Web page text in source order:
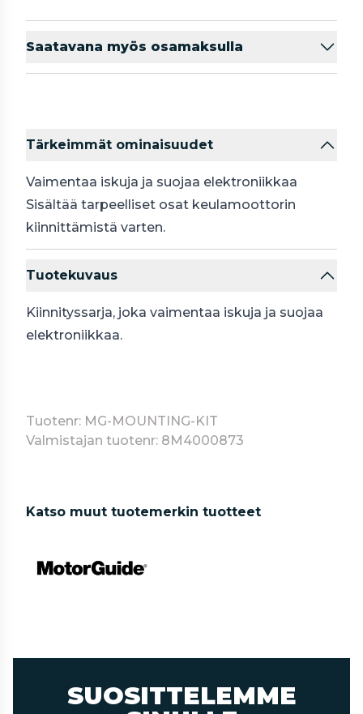
Saatavana myös osamaksulla
Tärkeimmät ominaisuudet
Vaimentaa iskuja ja suojaa elektroniikkaa
Sisältää tarpeelliset osat keulamoottorin
kiinnittämistä varten.
Tuotekuvaus
Kiinnityssarja, joka vaimentaa iskuja ja suojaa
elektroniikkaa.
Tuotenr: MG-MOUNTING-KIT
Valmistajan tuotenr: 8M4000873
Katso muut tuotemerkin tuotteet
SUOSITTELEMME